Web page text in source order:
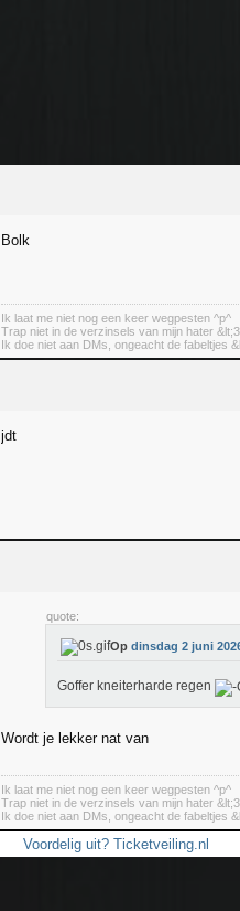
Bolk
Ik laat me niet nog een keer wegpesten ^p^
Trap niet in de verzinsels van mijn hater &lt;3
Ik doe niet aan DMs, ongeacht de fabeltjes
jdt
quote:
Op dinsdag 2 juni
Goffer kneiterharde regen
Wordt je lekker nat van
Ik laat me niet nog een keer wegpesten ^p^
Trap niet in de verzinsels van mijn hater &lt;3
Ik doe niet aan DMs, ongeacht de fabeltjes
Voordelig uit? Ticketveiling.nl